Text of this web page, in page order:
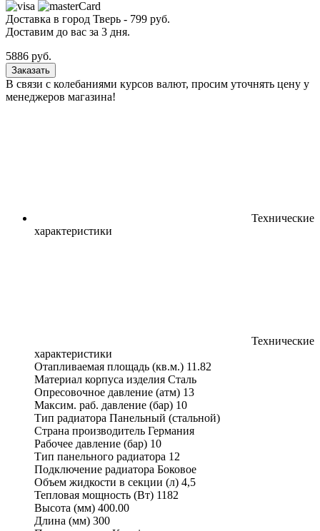
Доставка в город Тверь - 799 руб.
Доставим до вас за 3 дня.
5886 руб.
Заказать
В связи с колебаниями курсов валют, просим уточнять цену у
менеджеров магазина!
Технические
характеристики
Технические
характеристики
Отапливаемая площадь (кв.м.) 11.82
Материал корпуса изделия Сталь
Опресовочное давление (атм) 13
Максим. раб. давление (бар) 10
Тип радиатора Панельный (стальной)
Страна производитель Германия
Рабочее давление (бар) 10
Тип панельного радиатора 12
Подключение радиатора Боковое
Объем жидкости в секции (л) 4,5
Тепловая мощность (Вт) 1182
Высота (мм) 400.00
Длина (мм) 300